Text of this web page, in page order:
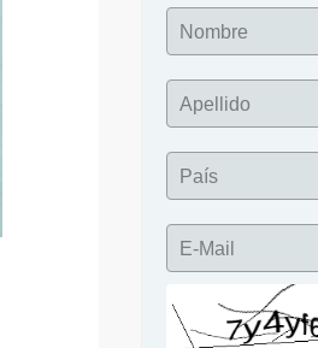
Nombre
Apellido
País
E-Mail